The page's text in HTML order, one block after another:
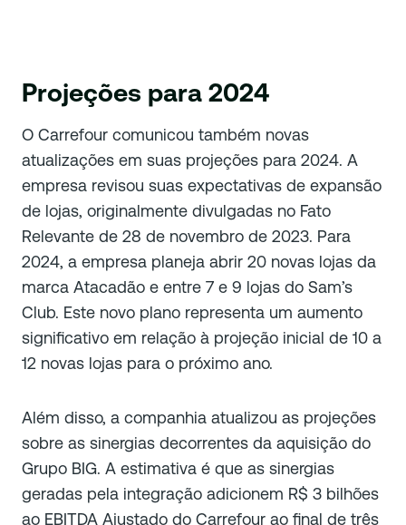
Projeções para 2024
O Carrefour comunicou também novas
atualizações em suas projeções para 2024. A
empresa revisou suas expectativas de expansão
de lojas, originalmente divulgadas no Fato
Relevante de 28 de novembro de 2023. Para
2024, a empresa planeja abrir 20 novas lojas da
marca Atacadão e entre 7 e 9 lojas do Sam’s
Club. Este novo plano representa um aumento
significativo em relação à projeção inicial de 10 a
12 novas lojas para o próximo ano.
Além disso, a companhia atualizou as projeções
sobre as sinergias decorrentes da aquisição do
Grupo BIG. A estimativa é que as sinergias
geradas pela integração adicionem R$ 3 bilhões
ao EBITDA Ajustado do Carrefour ao final de três